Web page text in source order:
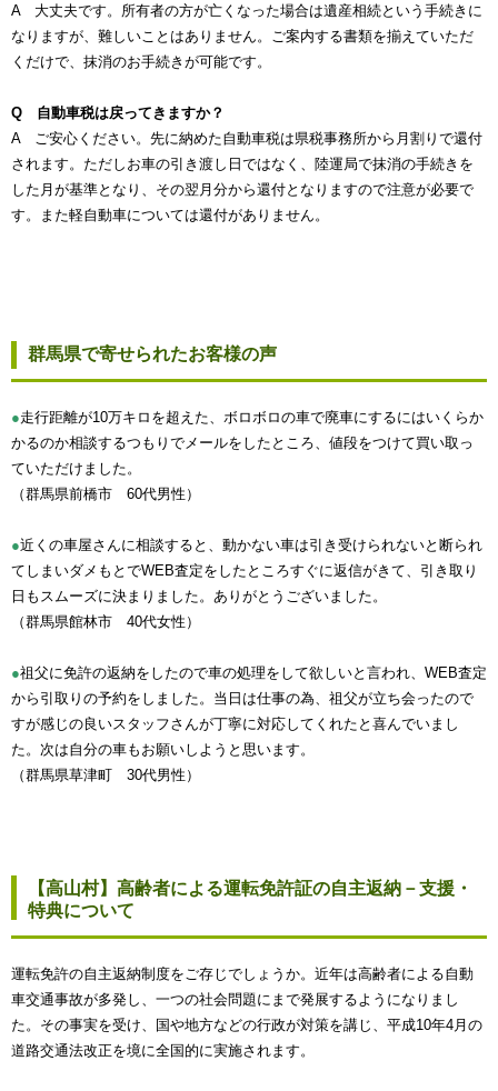
A 大丈夫です。所有者の方が亡くなった場合は遺産相続という手続きに
なりますが、難しいことはありません。ご案内する書類を揃えていただ
くだけで、抹消のお手続きが可能です。
Q 自動車税は戻ってきますか？
A ご安心ください。先に納めた自動車税は県税事務所から月割りで還付
されます。ただしお車の引き渡し日ではなく、陸運局で抹消の手続きを
した月が基準となり、その翌月分から還付となりますので注意が必要で
す。また軽自動車については還付がありません。
群馬県で寄せられたお客様の声
●走行距離が10万キロを超えた、ボロボロの車で廃車にするにはいくらか
かるのか相談するつもりでメールをしたところ、値段をつけて買い取っ
ていただけました。
（群馬県前橋市 60代男性）
●近くの車屋さんに相談すると、動かない車は引き受けられないと断られ
てしまいダメもとでWEB査定をしたところすぐに返信がきて、引き取り
日もスムーズに決まりました。ありがとうございました。
（群馬県館林市 40代女性）
●祖父に免許の返納をしたので車の処理をして欲しいと言われ、WEB査定
から引取りの予約をしました。当日は仕事の為、祖父が立ち会ったので
すが感じの良いスタッフさんが丁寧に対応してくれたと喜んでいまし
た。次は自分の車もお願いしようと思います。
（群馬県草津町 30代男性）
【高山村】高齢者による運転免許証の自主返納－支援・
特典について
運転免許の自主返納制度をご存じでしょうか。近年は高齢者による自動
車交通事故が多発し、一つの社会問題にまで発展するようになりまし
た。その事実を受け、国や地方などの行政が対策を講じ、平成10年4月の
道路交通法改正を境に全国的に実施されます。